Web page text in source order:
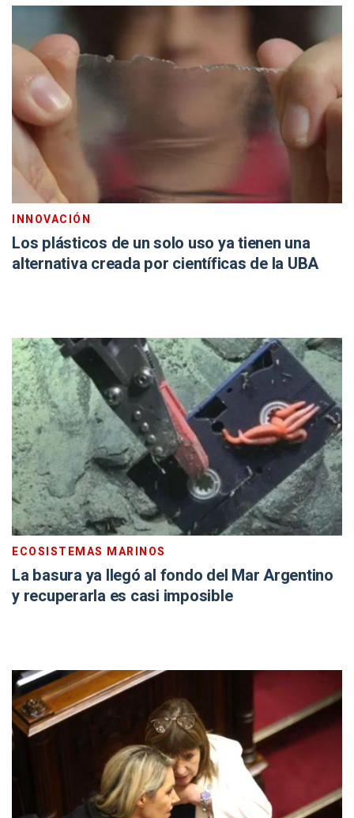
INNOVACIÓN
Los plásticos de un solo uso ya tienen una
alternativa creada por científicas de la UBA
ECOSISTEMAS MARINOS
La basura ya llegó al fondo del Mar Argentino
y recuperarla es casi imposible